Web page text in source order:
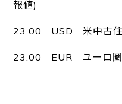
報値)
23:00 USD 米中古住
23:00 EUR ユーロ圏